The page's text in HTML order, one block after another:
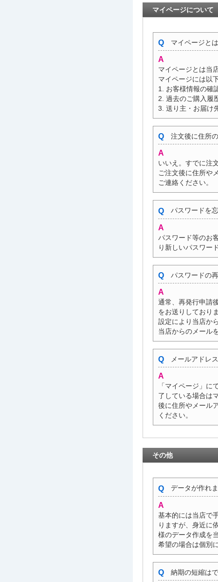
マイページについて
マイページと
マイページとは当
マイページには以
1. お客様情報の確
2. 過去のご購入履
3. 送り主・お届け
注文後に住所
いいえ。すでに注
ご注文後に住所や
ご連絡ください。
パスワードを
パスワード等のお
り新しいパスワー
パスワードの
通常、再発行申請
をお送りしており
設定により当店か
当店からのメール
メールアドレ
「マイページ」
了している場合は
後に住所やメール
ください。
その他
データが作れ
基本的には当店で
りますが、身近に
様のデータ作成を
希望の場合は個別
納期の短縮は